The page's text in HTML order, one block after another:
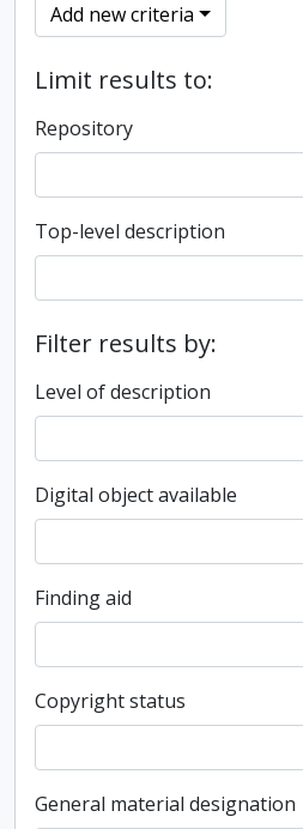
Add new criteria
Limit results to:
Repository
Top-level description
Filter results by:
Level of description
Digital object available
Finding aid
Copyright status
General material designation